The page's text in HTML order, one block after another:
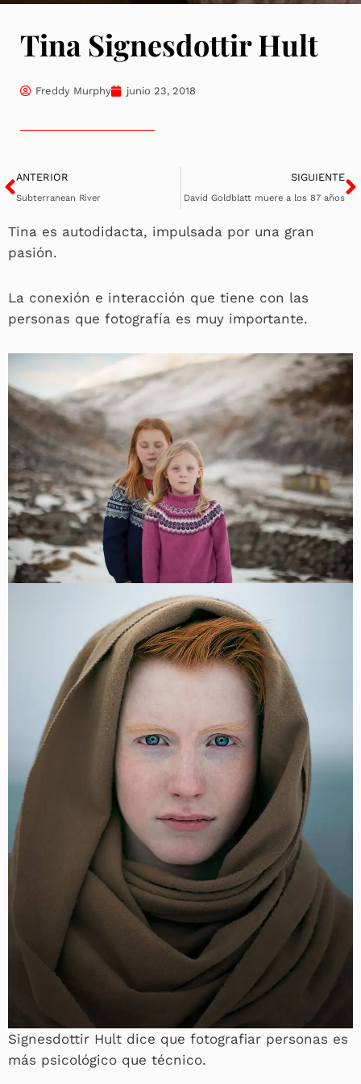
Tina Signesdottir Hult
Freddy Murphy junio 23, 2018
Ant
ANTERIOR
Subterranean River
SIGUIENTE
David Goldblatt muere a los 87 años
Tina es autodidacta, impulsada por una gran
pasión.
La conexión e interacción que tiene con las
personas que fotografía es muy importante.
Signesdottir Hult dice que fotografiar personas es
más psicológico que técnico.